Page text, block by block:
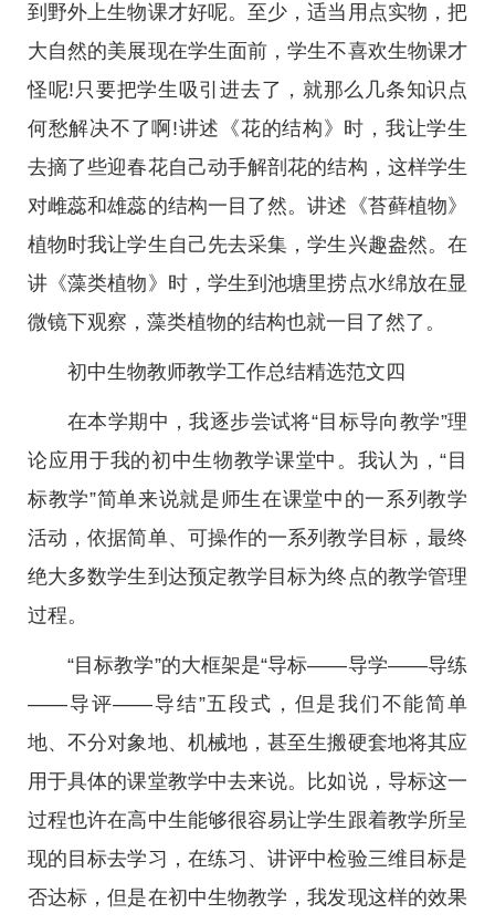
到野外上生物课才好呢。至少，适当用点实物，把
大自然的美展现在学生面前，学生不喜欢生物课才
怪呢!只要把学生吸引进去了，就那么几条知识点
何愁解决不了啊!讲述《花的结构》时，我让学生
去摘了些迎春花自己动手解剖花的结构，这样学生
对雌蕊和雄蕊的结构一目了然。讲述《苔藓植物》
植物时我让学生自己先去采集，学生兴趣盎然。在
讲《藻类植物》时，学生到池塘里捞点水绵放在显
微镜下观察，藻类植物的结构也就一目了然了。
初中生物教师教学工作总结精选范文四
在本学期中，我逐步尝试将“目标导向教学”理
论应用于我的初中生物教学课堂中。我认为，“目
标教学”简单来说就是师生在课堂中的一系列教学
活动，依据简单、可操作的一系列教学目标，最终
绝大多数学生到达预定教学目标为终点的教学管理
过程。
“目标教学”的大框架是“导标——导学——导练
——导评——导结”五段式，但是我们不能简单
地、不分对象地、机械地，甚至生搬硬套地将其应
用于具体的课堂教学中去来说。比如说，导标这一
过程也许在高中生能够很容易让学生跟着教学所呈
现的目标去学习，在练习、讲评中检验三维目标是
否达标，但是在初中生物教学，我发现这样的效果